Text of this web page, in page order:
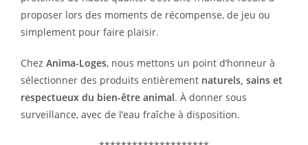
proposer lors des moments de récompense, de jeu ou
simplement pour faire plaisir.
Chez Anima-Loges, nous mettons un point d’honneur à
sélectionner des produits entièrement naturels, sains et
respectueux du bien-être animal. À donner sous
surveillance, avec de l’eau fraîche à disposition.